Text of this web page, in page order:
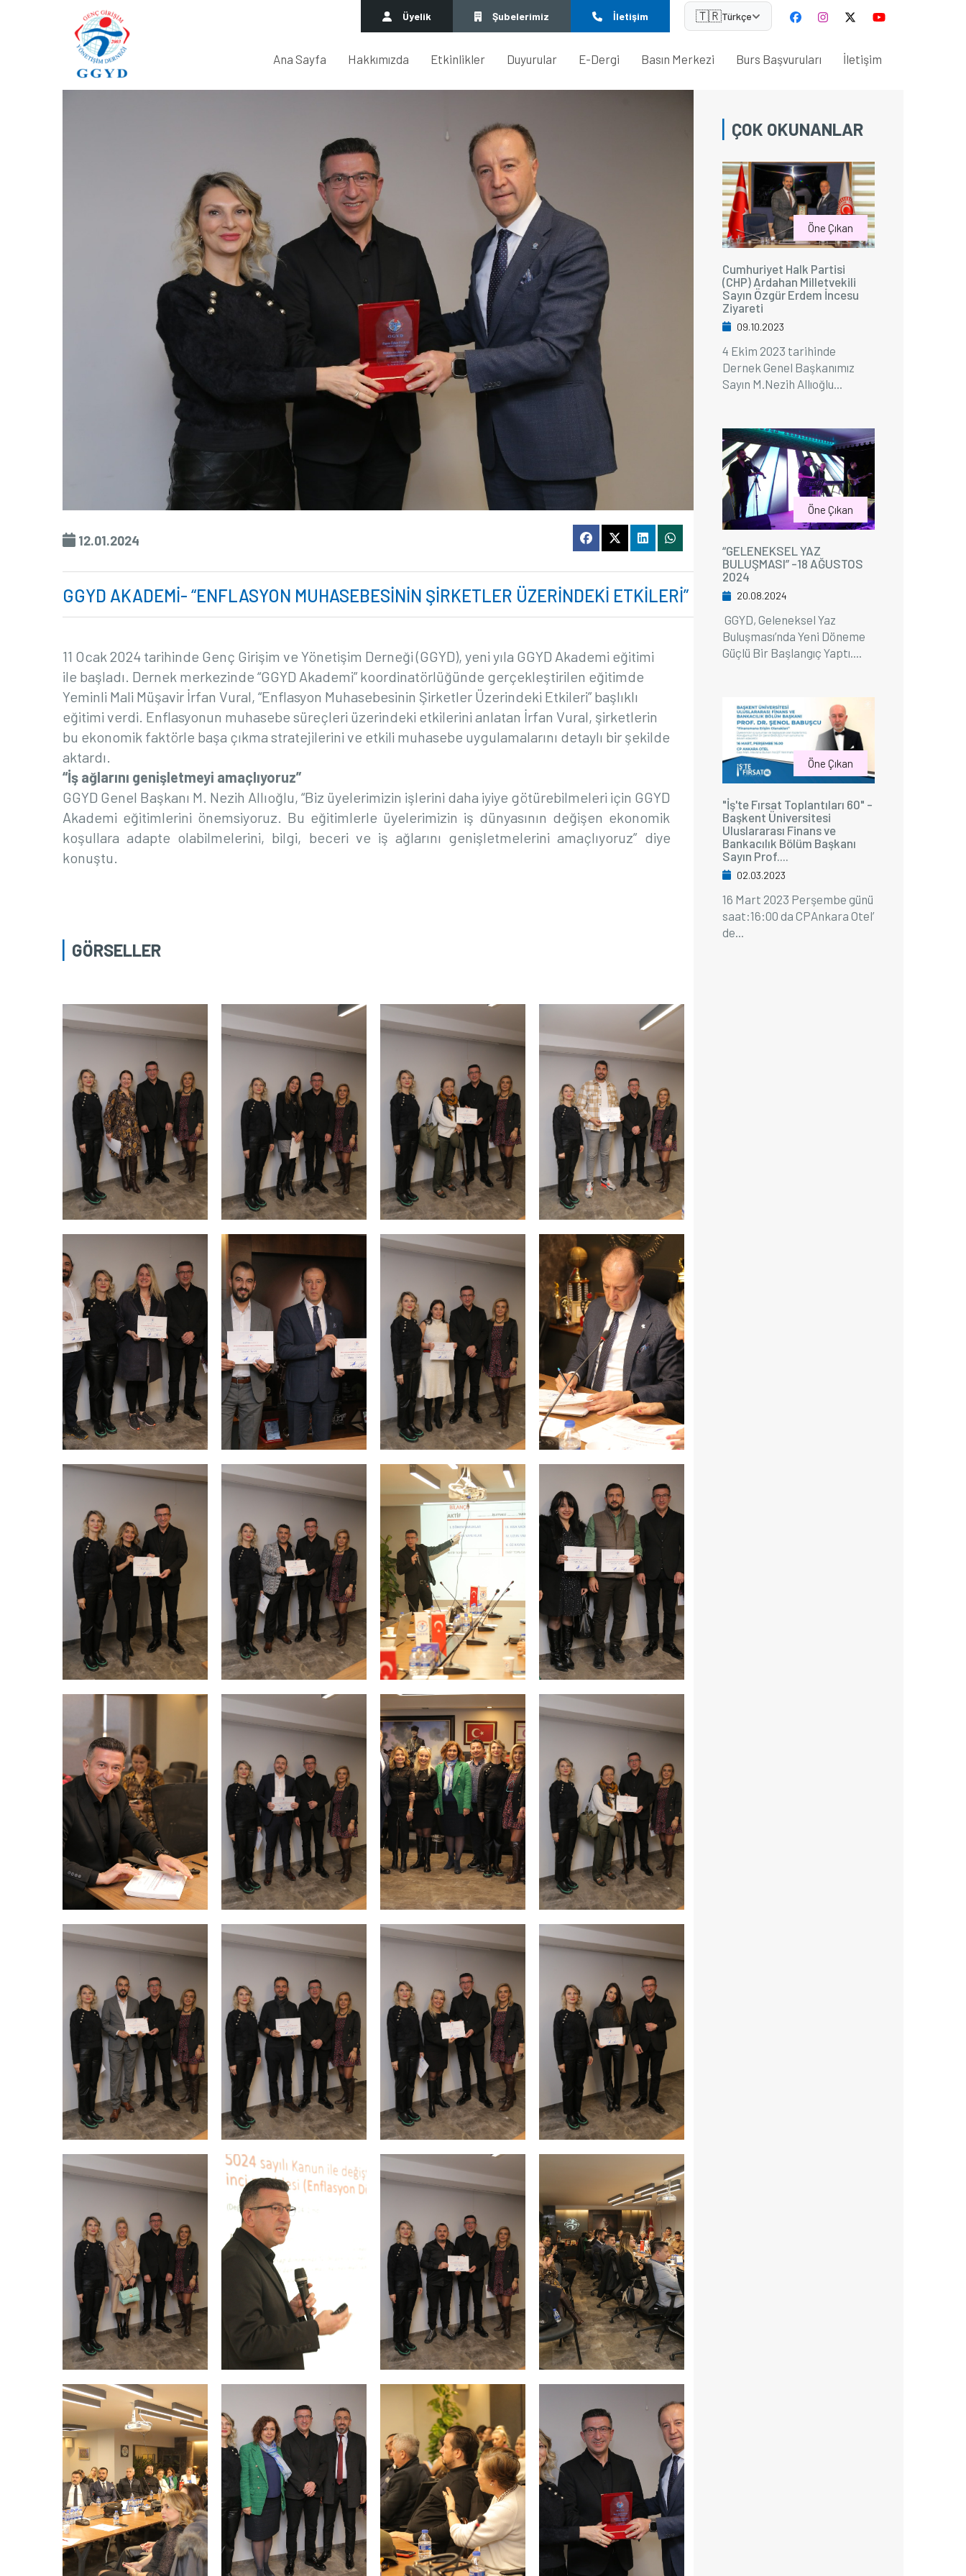
Üyelik Şubelerimiz İletişim 🇹🇷Türkçe
Ana Sayfa Hakkımızda Etkinlikler Duyurular E-Dergi Basın Merkezi Burs Başvuruları İletişim
12.01.2024
GGYD AKADEMİ- “ENFLASYON MUHASEBESININ ŞIRKETLER ÜZERINDEKI ETKILERI”
11 Ocak 2024 tarihinde Genç Girişim ve Yönetişim Derneği (GGYD), yeni yıla GGYD Akademi eğitimi
ile başladı. Dernek merkezinde “GGYD Akademi” koordinatörlüğünde gerçekleştirilen eğitimde
Yeminli Mali Müşavir İrfan Vural, “Enflasyon Muhasebesinin Şirketler Üzerindeki Etkileri” başlıklı
eğitimi verdi. Enflasyonun muhasebe süreçleri üzerindeki etkilerini anlatan İrfan Vural, şirketlerin
bu ekonomik faktörle başa çıkma stratejilerini ve etkili muhasebe uygulamalarını detaylı bir şekilde
aktardı.
“İş ağlarını genişletmeyi amaçlıyoruz”
GGYD Genel Başkanı M. Nezih Allıoğlu, “Biz üyelerimizin işlerini daha iyiye götürebilmeleri için GGYD
Akademi eğitimlerini önemsiyoruz. Bu eğitimlerle üyelerimizin iş dünyasının değişen ekonomik
koşullara adapte olabilmelerini, bilgi, beceri ve iş ağlarını genişletmelerini amaçlıyoruz” diye
konuştu.
GÖRSELLER
ÇOK OKUNANLAR
Öne Çıkan
Cumhuriyet Halk Partisi
(CHP) Ardahan Milletvekili
Sayın Özgür Erdem İncesu
Ziyareti
09.10.2023
4 Ekim 2023 tarihinde
Dernek Genel Başkanımız
Sayın M.Nezih Allıoğlu...
Öne Çıkan
“GELENEKSEL YAZ
BULUŞMASI” -18 AĞUSTOS
2024
20.08.2024
GGYD, Geleneksel Yaz
Buluşması’nda Yeni Döneme
Güçlü Bir Başlangıç Yaptı....
Öne Çıkan
"İş'te Fırsat Toplantıları 60" -
Başkent Üniversitesi
Uluslararası Finans ve
Bankacılık Bölüm Başkanı
Sayın Prof....
02.03.2023
16 Mart 2023 Perşembe günü
saat:16:00 da CPAnkara Otel’
de...